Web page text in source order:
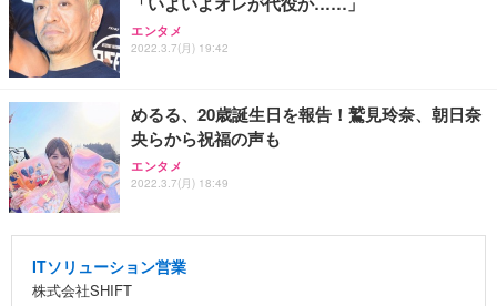
エンタメ
2022.3.7(月) 19:42
めるる、20歳誕生日を報告！鷲見玲奈、朝日奈
央らから祝福の声も
エンタメ
2022.3.7(月) 18:49
ITソリューション営業
株式会社SHIFT